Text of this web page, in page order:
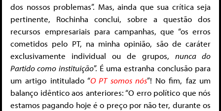
dos nossos problemas”. Mas, ainda que sua crítica seja
pertinente, Rochinha conclui, sobre a questão dos
recursos empresariais para campanhas, que “os erros
cometidos pelo PT, na minha opinião, são de caráter
exclusivamente individual ou de grupos, nunca do
Partido como instituição”. É uma estranha conclusão para
um artigo intitulado “O PT somos nós”! No fim, faz um
balanço idêntico aos anteriores: “O erro político que nós
estamos pagando hoje é o preço por não ter, durante os